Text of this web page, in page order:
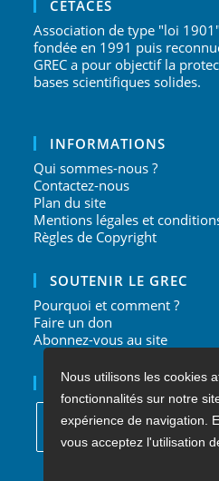
CÉTACÉS
Association de type "loi
fondée en 1991 puis
GREC a pour objectif la
bases scientifiques solides.
INFORMATIONS
Qui sommes-nous ?
Contactez-nous
Plan du site
Mentions légales et
Règles de Copyright
SOUTENIR LE GREC
Pourquoi et comment ?
Faire un don
Abonnez-vous au site
NOUS SUIVRE
Nous utilisons les cookies
fonctionnalités sur notre
expérience de navigation.
vous acceptez l'utilisation